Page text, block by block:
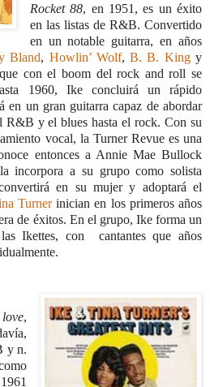
Rocket 88, en 1951, es un éxito
en las listas de R&B. Convertido
en un notable guitarra, en años
Bland, Howlin’ Wolf,B. B. Kingy
con el boom del rock and roll se
1960, Ike concluirá un rápido
en un gran guitarra capaz de abordar
R&B y el blues hasta el rock. Con su
vocal, la Turner Revue es una
entonces a Annie Mae Bullock
incorpora a su grupo como solista
en su mujer y adoptará el
Turnerinician en los primeros años
de éxitos. En el grupo, Ike forma un
Ikettes, con cantantes que años
,
y n.